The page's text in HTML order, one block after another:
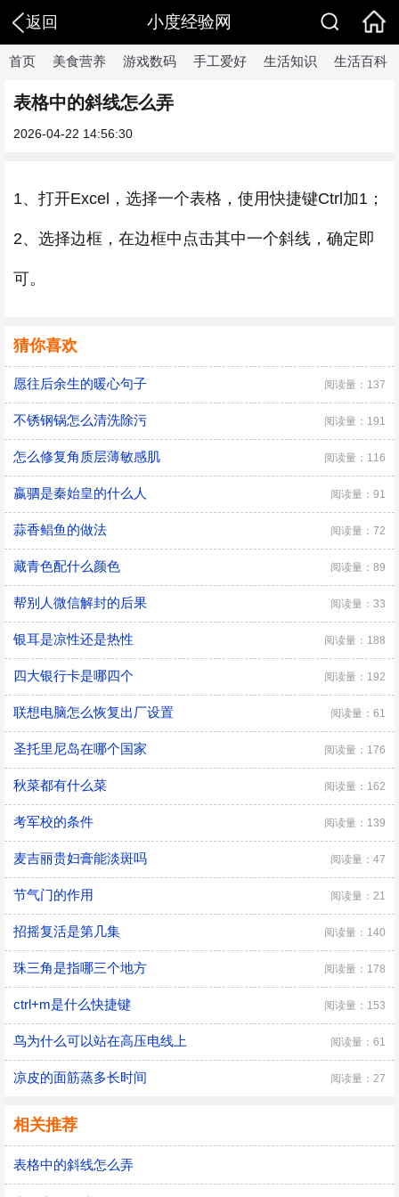
返回 小度经验网
首页 美食营养 游戏数码 手工爱好 生活知识 生活百科
表格中的斜线怎么弄
2026-04-22 14:56:30
1、打开Excel，选择一个表格，使用快捷键Ctrl加1；
2、选择边框，在边框中点击其中一个斜线，确定即
可。
猜你喜欢
愿往后余生的暖心句子 阅读量：137
不锈钢锅怎么清洗除污 阅读量：191
怎么修复角质层薄敏感肌 阅读量：116
嬴驷是秦始皇的什么人 阅读量：91
蒜香鲳鱼的做法 阅读量：72
藏青色配什么颜色 阅读量：89
帮别人微信解封的后果 阅读量：33
银耳是凉性还是热性 阅读量：188
四大银行卡是哪四个 阅读量：192
联想电脑怎么恢复出厂设置 阅读量：61
圣托里尼岛在哪个国家 阅读量：176
秋菜都有什么菜 阅读量：162
考军校的条件 阅读量：139
麦吉丽贵妇膏能淡斑吗 阅读量：47
节气门的作用 阅读量：21
招摇复活是第几集 阅读量：140
珠三角是指哪三个地方 阅读量：178
ctrl+m是什么快捷键 阅读量：153
鸟为什么可以站在高压电线上 阅读量：61
凉皮的面筋蒸多长时间 阅读量：27
相关推荐
表格中的斜线怎么弄